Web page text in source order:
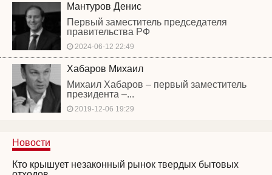
Мантуров Денис
Первый заместитель председателя
правительства РФ
2024-06-12 22:49
Хабаров Михаил
Михаил Хабаров – первый заместитель
президента –...
2019-12-06 19:29
Новости
Кто крышует незаконный рынок твердых бытовых